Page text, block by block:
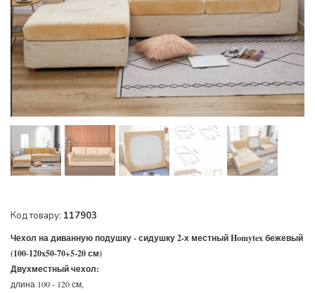
Код товару: 117903
Чехол на диванную подушку - сидушку 2-х местный Homytex бежевый
(100-120x50-70+5-20 см)
Двухместный чехол:
длина 100 - 120 см,